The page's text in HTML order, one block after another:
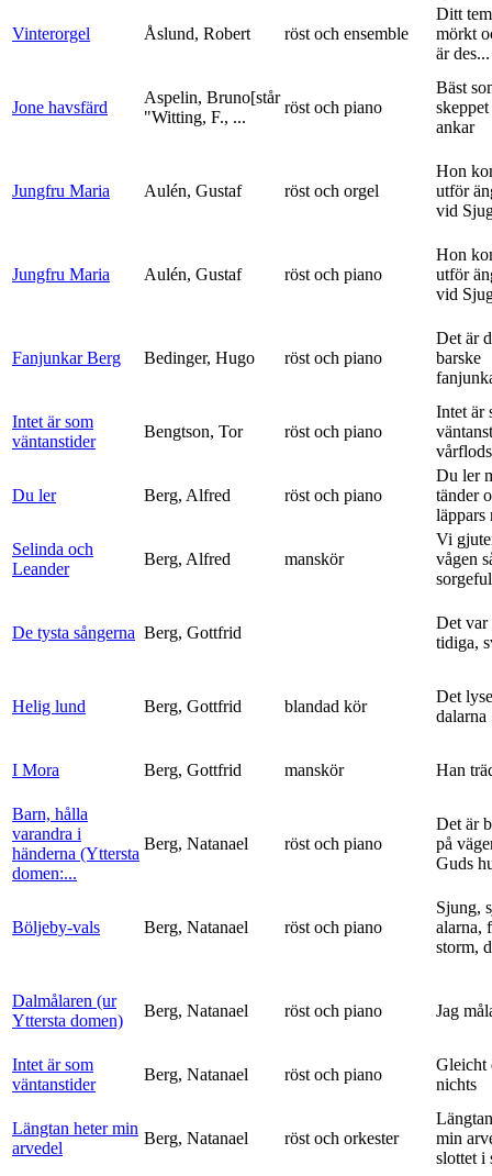
Vinterorgel Åslund, Robert röst och ensemble
Ditt
mörkt
är des...
Jone havsfärd
Aspelin, Bruno[står
"Witting, F., ...
röst och piano
Bäst
ankar
Jungfru Maria Aulén, Gustaf röst och orgel
Hon
utför
vid
Jungfru Maria Aulén, Gustaf röst och piano
Hon
utför
vid
Fanjunkar Berg Bedinger, Hugo röst och piano
Det är
barske
Intet är som
väntanstider
Bengtson, Tor röst och piano
Intet är
Du ler Berg, Alfred röst och piano
Du ler
tänder
läppars
Selinda och
Leander
Berg, Alfred manskör
Vi
vågen
De tysta sångerna Berg, Gottfrid
Det var
tidiga,
Helig lund Berg, Gottfrid blandad kör
Det
dalarna
I Mora Berg, Gottfrid manskör Han
Barn, hålla
varandra i
händerna (Yttersta
domen:...
Berg, Natanael röst och piano
Det är
på
Guds
Böljeby-vals Berg, Natanael röst och piano
Sjung,
alarna,
storm,
Dalmålaren (ur
Yttersta domen)
Berg, Natanael röst och piano Jag
Intet är som
väntanstider
Berg, Natanael röst och piano
Gleicht
nichts
Längtan heter min
arvedel
Berg, Natanael röst och orkester
min
slottet i